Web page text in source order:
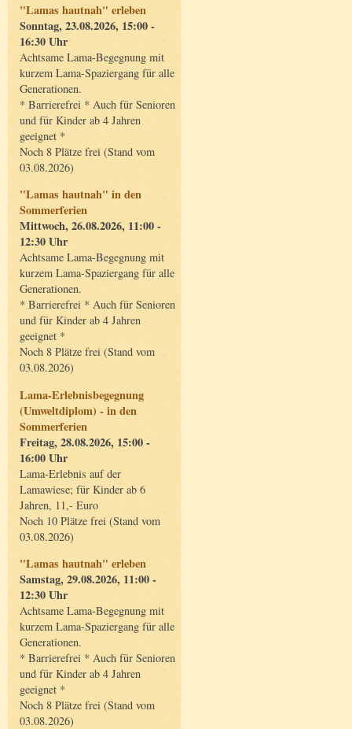
"Lamas hautnah" erleben
Sonntag, 23.08.2026, 15:00 -
16:30 Uhr
Achtsame Lama-Begegnung mit
kurzem Lama-Spaziergang für alle
Generationen.
* Barrierefrei * Auch für Senioren
und für Kinder ab 4 Jahren
geeignet *
Noch 8 Plätze frei (Stand vom
03.08.2026)
"Lamas hautnah" in den
Sommerferien
Mittwoch, 26.08.2026, 11:00 -
12:30 Uhr
Achtsame Lama-Begegnung mit
kurzem Lama-Spaziergang für alle
Generationen.
* Barrierefrei * Auch für Senioren
und für Kinder ab 4 Jahren
geeignet *
Noch 8 Plätze frei (Stand vom
03.08.2026)
Lama-Erlebnisbegegnung
(Umweltdiplom) - in den
Sommerferien
Freitag, 28.08.2026, 15:00 -
16:00 Uhr
Lama-Erlebnis auf der
Lamawiese; für Kinder ab 6
Jahren, 11,- Euro
Noch 10 Plätze frei (Stand vom
03.08.2026)
"Lamas hautnah" erleben
Samstag, 29.08.2026, 11:00 -
12:30 Uhr
Achtsame Lama-Begegnung mit
kurzem Lama-Spaziergang für alle
Generationen.
* Barrierefrei * Auch für Senioren
und für Kinder ab 4 Jahren
geeignet *
Noch 8 Plätze frei (Stand vom
03.08.2026)